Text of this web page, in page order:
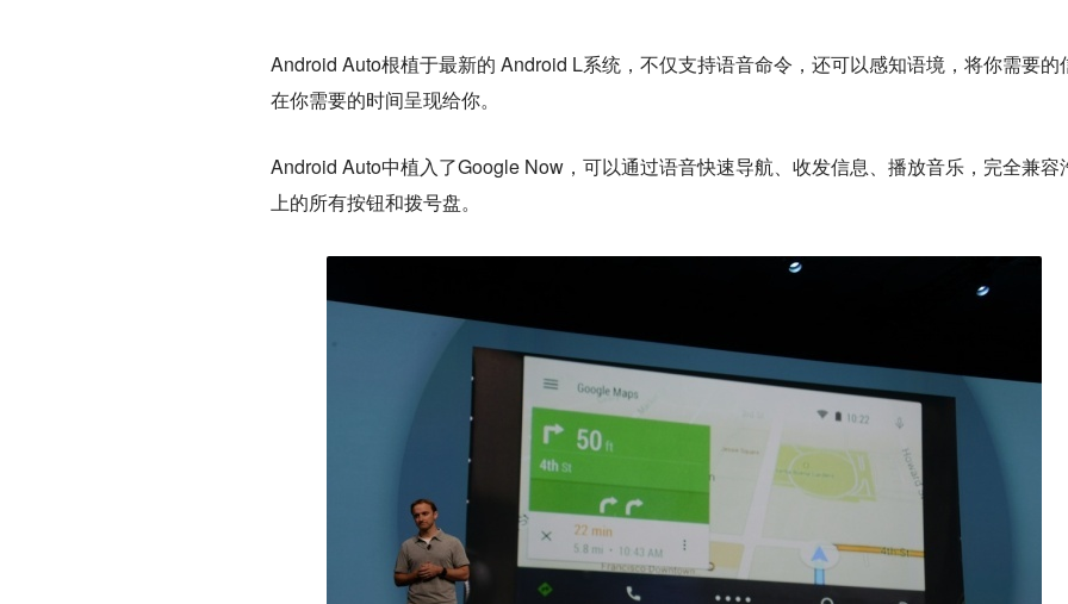
Android Auto根植于最新的 Android L系统，不仅支持语音命令，还可以感知语境，将你需要的
在你需要的时间呈现给你。
Android Auto中植入了Google Now，可以通过语音快速导航、收发信息、播放音乐，完全兼容
上的所有按钮和拨号盘。